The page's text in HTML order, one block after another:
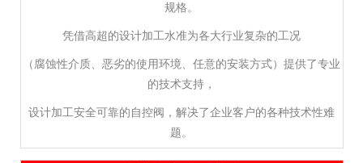
规格。
凭借高超的设计加工水准为各大行业复杂的工况
（腐蚀性介质、恶劣的使用环境、任意的安装方式）提供了专业
的技术支持，
设计加工安全可靠的自控阀，解决了企业客户的各种技术性难
题。